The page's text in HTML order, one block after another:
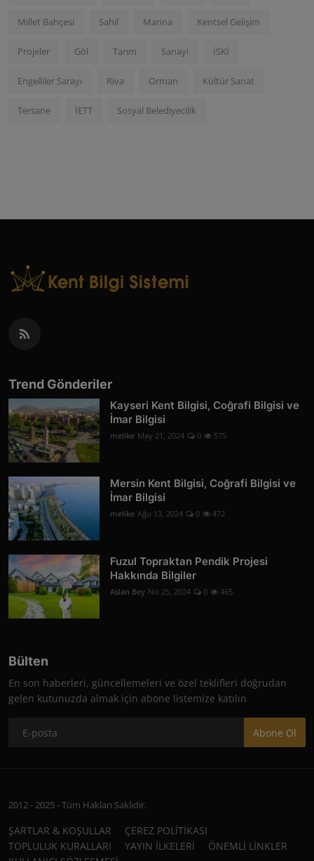
Millet Bahçesi Sahil Marina Kentsel Gelişim
Projeler Göl Tarım Sanayi İSKİ
Engelliler Sarayı Riva Orman Kültür Sanat
Tersane İETT Sosyal Belediyecilik
Trend Gönderiler
Kayseri Kent Bilgisi, Coğrafi Bilgisi ve
İmar Bilgisi
melike May 21, 2024 0 575
Mersin Kent Bilgisi, Coğrafi Bilgisi ve
İmar Bilgisi
melike Ağu 13, 2024 0 472
Fuzul Topraktan Pendik Projesi
Hakkında Bilgiler
Aslan Bey Nis 25, 2024 0 465
Bülten
En son haberleri, güncellemeleri ve özel teklifleri doğrudan
gelen kutunuzda almak için abone listemize katılın
Abone Ol
2012 - 2025 - Tüm Hakları Saklıdır.
ŞARTLAR & KOŞULLAR
ÇEREZ POLİTİKASI
TOPLULUK KURALLARI
YAYIN İLKELERİ
ÖNEMLİ LİNKLER